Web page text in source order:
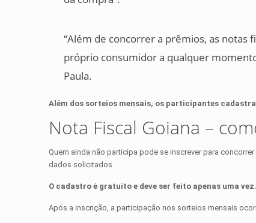
“Além de concorrer a prêmios, as notas
próprio consumidor a qualquer
Paula.
Além dos sorteios mensais, os participantes
Nota Fiscal Goiana –
Quem ainda não participa pode se inscrever para
dados solicitados.
O cadastro é gratuito e deve ser feito apenas uma vez.
Após a inscrição, a participação nos sorteios mensais